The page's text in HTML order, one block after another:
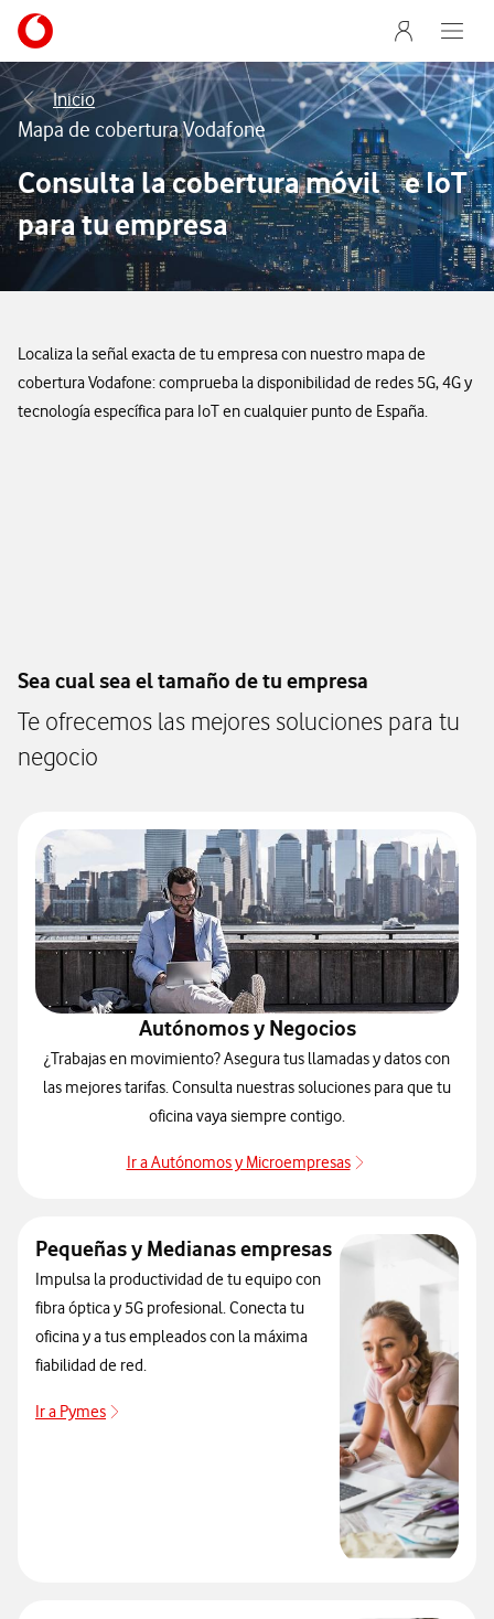
Ir a la pagina principal de vodafone.es
Menu
Abre
Inicio
Mapa de cobertura Vodafone
Consulta la cobertura móvil e IoT
para tu empresa
Localiza la señal exacta de tu empresa con nuestro mapa de
cobertura Vodafone: comprueba la disponibilidad de redes 5G, 4G y
tecnología específica para IoT en cualquier punto de España.
Sea cual sea el tamaño de tu empresa
Te ofrecemos las mejores soluciones para tu
negocio
Autónomos y Negocios
¿Trabajas en movimiento? Asegura tus llamadas y datos con
las mejores tarifas. Consulta nuestras soluciones para que tu
oficina vaya siempre contigo.
Ir a Autónomos y Microempresas
Pequeñas y Medianas empresas
Impulsa la productividad de tu equipo con
fibra óptica y 5G profesional. Conecta tu
oficina y a tus empleados con la máxima
fiabilidad de red.
Ir a Pymes